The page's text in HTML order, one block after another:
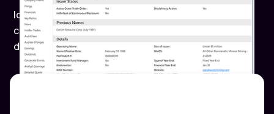
Identifier les problèmes potentiels de non-
conformité dans les documents déposés auprès
de la SEC et de SEDAR.